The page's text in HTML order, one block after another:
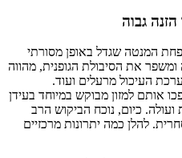
גבוה
המנטה שגדל באופן מסורתי
את הסיבולת הגופנית, מהווה
3, מנקה את מערכת העיכול מרעלים ועוד.
אותם למזון מבוקש במיוחד בעידן
כיום, נוכח הביקוש הרב
להלן כמה יתרונות מרכזיים